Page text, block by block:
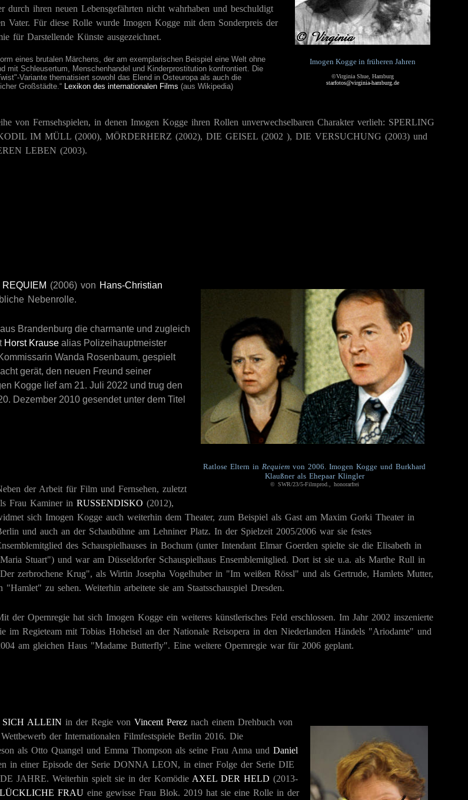
Imogen Kogge in früheren Jahren
©Virginia Shue, Hamburg
starfotos@virginia-hamburg.de
durch ihren neuen Lebensgefährten nicht wahrhaben und beschuldigt
Vater. Für diese Rolle wurde Imogen Kogge mit dem Sonderpreis der
für Darstellende Künste ausgezeichnet.
eines brutalen Märchens, der am exemplarischen Beispiel eine Welt ohne
mit Schleusertum, Menschenhandel und Kinderprostitution konfrontiert. Die
Variante thematisiert sowohl das Elend in Osteuropa als auch die
Großstädte.“ Lexikon des internationalen Films (aus Wikipedia)
von Fernsehspielen, in denen Imogen Kogge ihren Rollen unverwechselbaren Charakter verlieh: SPERLING
IM MÜLL (2000), MÖRDERHERZ (2002), DIE GEISEL (2002 ), DIE VERSUCHUNG (2003) und
LEBEN (2003).
Ratlose Eltern in Requiem von 2006. Imogen Kogge und Burkhard
Klaußner als Ehepaar Klingler
© SWR/23/5-Filmprod., honorarfrei
REQUIEM (2006) von Hans-Christian
Nebenrolle.
aus Brandenburg die charmante und zugleich
Horst Krause alias Polizeihauptmeister
Wanda Rosenbaum, gespielt
gerät, den neuen Freund seiner
Kogge lief am 21. Juli 2022 und trug den
Dezember 2010 gesendet unter dem Titel
der Arbeit für Film und Fernsehen, zuletzt
Frau Kaminer in RUSSENDISKO (2012),
sich Imogen Kogge auch weiterhin dem Theater, zum Beispiel als Gast am Maxim Gorki Theater in
und auch an der Schaubühne am Lehniner Platz. In der Spielzeit 2005/2006 war sie festes
des Schauspielhauses in Bochum (unter Intendant Elmar Goerden spielte sie die Elisabeth in
Stuart") und war am Düsseldorfer Schauspielhaus Ensemblemitglied. Dort ist sie u.a. als Marthe Rull in
zerbrochene Krug", als Wirtin Josepha Vogelhuber in "Im weißen Rössl" und als Gertrude, Hamlets Mutter,
"Hamlet" zu sehen. Weiterhin arbeitete sie am Staatsschauspiel Dresden.
der Opernregie hat sich Imogen Kogge ein weiteres künstlerisches Feld erschlossen. Im Jahr 2002 inszenierte
im Regieteam mit Tobias Hoheisel an der Nationale Reisopera in den Niederlanden Händels "Ariodante" und
am gleichen Haus "Madame Butterfly". Eine weitere Opernregie war für 2006 geplant.
SICH ALLEIN in der Regie von Vincent Perez nach einem Drehbuch von
der Internationalen Filmfestspiele Berlin 2016. Die
als Otto Quangel und Emma Thompson als seine Frau Anna und Daniel
in einer Episode der Serie DONNA LEON, in einer Folge der Serie DIE
JAHRE. Weiterhin spielt sie in der Komödie AXEL DER HELD (2013-
FRAU eine gewisse Frau Blok. 2019 hat sie eine Rolle in der